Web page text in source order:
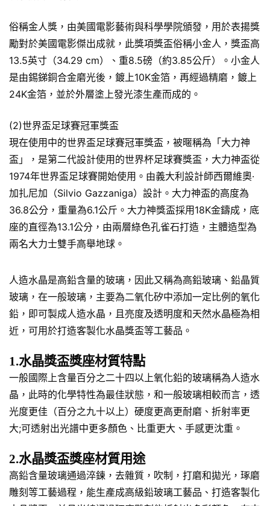
俗稱金人獎，由美國電影藝術與科學學院頒發，用於表揚獎
勵對於美國電影傑出成就，此獎項獎盃俗稱小金人，獎盃高
13.5英寸（34.29 cm）、重8.5磅（約3.85公斤）。小金人
是由錫銻銅合金磨光後，鍍上10K金箔，再經過精磨，鍍上
24K金箔，並於外層塗上發光漆生產而成的。
(2)世界盃足球賽冠軍獎盃
現在使用中的世界盃足球賽冠軍獎盃，被暱稱為「大力神
盃」，是第二代設計使用的世界杯足球賽獎盃，大力神盃從
1974年世界盃足球賽開始使用。由義大利設計師西爾維奧·
加扎尼加（Silvio Gazzaniga）設計。大力神盃的高度為
36.8公分，重量為6.1公斤。大力神獎盃採用18K金鑄成，底
座的直徑為13.1公分，由兩層綠色孔雀石打造，主體造型為
兩名大力士雙手高舉地球。
人造水晶是高鉛含量的玻璃，因此又稱為高鉛玻璃、鉛晶質
玻璃，在一般玻璃，主要為二氧化矽中添加一定比例的氧化
鉛，即可製成人造水晶，且亮度及透明度和天然水晶極為相
近，可用於打造客製化水晶獎盃等工藝品。
1.水晶獎盃獎座材質特點
一般國際上含量百分之二十四以上氧化鉛的玻璃稱為人造水
晶，此時的化學特性為最佳狀態，和一般玻璃相較而言，透
光度更佳（百分之九十以上）硬度更高更耐磨、折射率更
大;可透射出光譜中更多顏色、比重更大、手感更沈重。
2.水晶獎盃獎座材質用途
高鉛含量玻璃通過淬鍊，去雜質，吹制，打磨和拋光，琢磨
雕刻等工藝過程，能生產成高級鉛玻璃工藝品、打造客製化